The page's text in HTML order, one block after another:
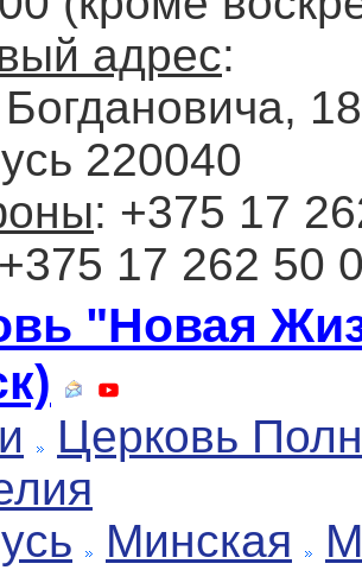
адрес:
220040
: +375 17
17 262 50
"Новая
Церковь
Минская